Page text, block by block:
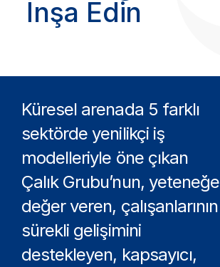
İnşa Edin
Küresel arenada 5 farklı
sektörde yenilikçi iş
modelleriyle öne çıkan
Çalık Grubu’nun, yeteneğe
değer veren, çalışanlarının
sürekli gelişimini
destekleyen, kapsayıcı,